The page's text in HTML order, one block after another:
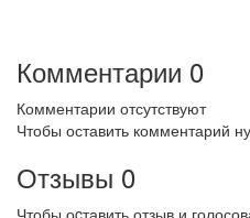
Комментарии 0
Комментарии отсутствуют
Чтобы оставить комментарий
Отзывы 0
Чтобы оcтавить отзыв и